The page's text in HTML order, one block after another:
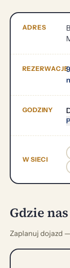
ADRES
REZERWACJE
GODZINY
W SIECI
Gdzie
Zaplanuj dojazd